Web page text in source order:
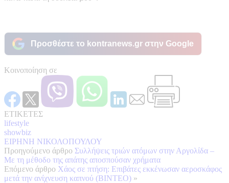
Προσθέστε το kontranews.gr στην Google
Κοινοποίηση σε
ΕΤΙΚΕΤΕΣ
lifestyle
showbiz
ΕΙΡΗΝΗ ΝΙΚΟΛΟΠΟΥΛΟΥ
Προηγούμενο άρθρο Συλλήψεις τριών ατόμων στην Αργολίδα –
Με τη μέθοδο της απάτης αποσπούσαν χρήματα
Επόμενο άρθρο Χάος σε πτήση: Επιβάτες εκκένωσαν αεροσκάφος
μετά την ανίχνευση καπνού (ΒΙΝΤΕΟ) »